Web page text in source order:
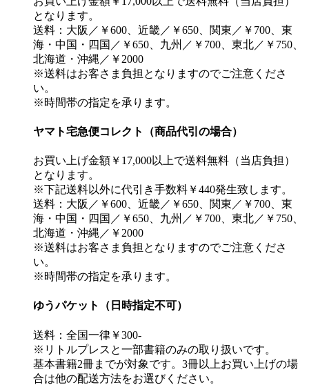
となります。
送料：大阪／￥600、近畿／￥650、関東／￥700、東
海・中国・四国／￥650、九州／￥700、東北／￥750、
北海道・沖縄／￥2000
※送料はお客さま負担となりますのでご注意くださ
い。
※時間帯の指定を承ります。
ヤマト宅急便コレクト（商品代引の場合）
お買い上げ金額￥17,000以上で送料無料（当店負担）
となります。
※下記送料以外に代引き手数料￥440発生致します。
送料：大阪／￥600、近畿／￥650、関東／￥700、東
海・中国・四国／￥650、九州／￥700、東北／￥750、
北海道・沖縄／￥2000
※送料はお客さま負担となりますのでご注意くださ
い。
※時間帯の指定を承ります。
ゆうパケット（日時指定不可）
送料：全国一律￥300-
※リトルプレスと一部書籍のみの取り扱いです。
基本書籍2冊までが対象です。3冊以上お買い上げの場
合は他の配送方法をお選びください。